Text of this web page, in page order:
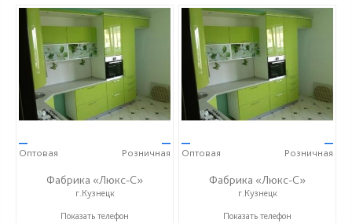
—
Оптовая
—
Розничная
Фабрика «Люкс-С»
г.Кузнецк
+ 7 (999) 748-11-11
Показать телефон
—
Оптовая
—
Розничная
Фабрика «Люкс-С»
г.Кузнецк
+ 7 (999) 748-11-11
Показать телефон